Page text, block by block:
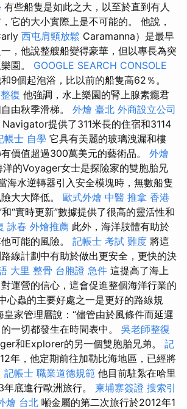
有些船隻是如此之大，以至於直到有人
它的大小實際上是不可能的。 他說，
西屯肩頸放鬆 Caramanna）是最早
，他說整艘船變得豪華，但以專長為突
園。 GOOGLE SEARCH CONSOLE
9個起泡浴，比以前的船隻高62％。
復 他強調，水上樂園的腎上腺素癮君
由秋季滑梯。 外燴 臺北 外商設立公司
Navigator提供了311米長的住宿和3114
帳士 自學 它具有美麗的玻璃洩漏和樓
價值超過300萬美元的藝術品。 外燴
洋的Voyager女士是探險家的雙胞胎兄
海水逆轉器引入安全模塊時，無數船隻
大大降低。 歐式外燴 中醫 推拿 香港
和“實時更新”數據提供了很高的靈活性和
詠春 外燴推薦 此外，海洋肢體有助於
可能的風險。 記帳士 考試 難度 將這
線計劃中有助於做出更安全，更快的決
大里 整骨 台胞證 急件 這提高了海上
運營的信心，這會促進整個海洋行業的
心蟲的主要好處之一是更好的路線規
家管理層說：“儘管由於風條件而延遲
一切都發生在時間表中。 吳老師整復
和Explorer的另一個雙胞胎兄弟。 記
年，他定期前往加勒比海地區，已經將
記帳士 職業道德規範 他目前駐紮在哈里
底進行歐洲旅行。 柬埔寨簽證 搜索引
燴 台北 噸金屬的第二次旅行於2012年1